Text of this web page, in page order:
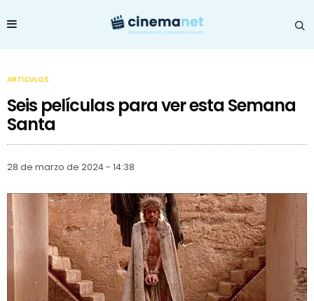
ARTÍCULOS
Seis películas para ver esta Semana
Santa
28 de marzo de 2024 - 14:38